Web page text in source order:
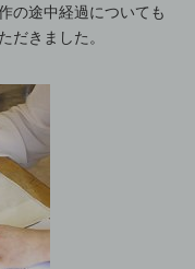
の途中経過についても
だきました。